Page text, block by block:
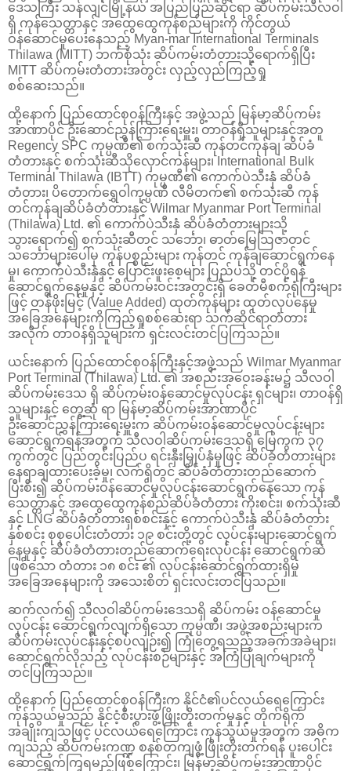
ဒေသကြီး သန်လျင်မြို့နယ် အပြည်ပြည်ဆိုင်ရာ ဆိပ်ကမ်းသီလဝါ
ရှိ ကုန်သေတ္တာနှင့် အထွေထွေကုန်စည်များကို ကိုင်တွယ်
ဝန်ဆောင်မှုပေးနေသည့် Myan-mar International Terminals
Thilawa (MITT) ဘက်စုံသုံး ဆိပ်ကမ်းတံတားသို့ရောက်ရှိပြီး
MITT ဆိပ်ကမ်းတံတားအတွင်း လှည့်လှည်ကြည့်ရှု
စစ်ဆေးသည်။
ထို့နောက် ပြည်ထောင်စုဝန်ကြီးနှင့် အဖွဲ့သည် မြန်မာ့ဆိပ်ကမ်း
အာဏာပိုင် ဦးဆောင်ညွှန်ကြားရေးမှူး၊ တာဝန်ရှိသူများနှင့်အတူ
Regency SPC ကုမ္ပဏီ၏ စက်သုံးဆီ ကုန်တင်ကုန်ချ ဆိပ်ခံ
တံတားနှင့် စက်သုံးဆီသိုလှောင်ကန်များ၊ International Bulk
Terminal Thilawa (IBTT) ကုမ္ပဏီ၏ ကောက်ပဲသီးနှံ ဆိပ်ခံ
တံတား၊ ပိတောက်ရွှေဝါကုမ္ပဏီ လီမိတက်၏ စက်သုံးဆီ ကုန်
တင်ကုန်ချဆိပ်ခံတံတားနှင့် Wilmar Myanmar Port Terminal
(Thilawa) Ltd. ၏ ကောက်ပဲသီးနှံ ဆိပ်ခံတံတားများသို့
သွားရောက်၍ စက်သုံးဆီတင် သင်္ဘော၊ ဓာတ်မြေဩဇာတင်
သင်္ဘောများပေါ်မှ ကုန်ပစ္စည်းများ ကုန်တင် ကုန်ချဆောင်ရွက်နေ
မှု၊ ကောက်ပဲသီးနှံနှင့် ပြောင်းဖူးစေ့များ ပြည်ပသို့ တင်ပို့ရန်
ဆောင်ရွက်နေမှုနှင့် ဆိပ်ကမ်းဝင်းအတွင်းရှိ ခေတ်မီစက်ရုံကြီးများ
ဖြင့် တန်ဖိုးမြင့် (Value Added) ထုတ်ကုန်များ ထုတ်လုပ်နေမှု
အခြေအနေများကိုကြည့်ရှုစစ်ဆေးရာ သက်ဆိုင်ရာတံတား
အလိုက် တာဝန်ရှိသူများက ရှင်းလင်းတင်ပြကြသည်။
ယင်းနောက် ပြည်ထောင်စုဝန်ကြီးနှင့်အဖွဲ့သည် Wilmar Myanmar
Port Terminal (Thilawa) Ltd. ၏ အစည်းအဝေးခန်းမ၌ သီလဝါ
ဆိပ်ကမ်းဒေသ ရှိ ဆိပ်ကမ်းဝန်ဆောင်မှုလုပ်ငန်း ရှင်များ၊ တာဝန်ရှိ
သူများနှင့် တွေ့ဆုံ ရာ မြန်မာ့ဆိပ်ကမ်းအာဏာပိုင်
ဦးဆောင်ညွှန်ကြားရေးမှူးက ဆိပ်ကမ်းဝန်ဆောင်မှုလုပ်ငန်းများ
ဆောင်ရွက်ရန်အတွက် သီလဝါဆိပ်ကမ်းဒေသရှိ မြေကွက် ၃၇
ကွက်တွင် ပြည်တွင်းပြည်ပ ရင်းနှီးမြှုပ်နှံမှုဖြင့် ဆိပ်ခံတံတားများ
နေရာချထားပေးခဲ့မှု၊ လက်ရှိတွင် ဆိပ်ခံတံတားတည်ဆောက်
ပြီးစီး၍ ဆိပ်ကမ်းဝန်ဆောင်မှုလုပ်ငန်းဆောင်ရွက်နေသော ကုန်
သေတ္တာနှင့် အထွေထွေကုန်စည်ဆိပ်ခံတံတား ကိုးစင်း၊ စက်သုံးဆီ
နှင့် LNG ဆိပ်ခံတံတားရှစ်စင်းနှင့် ကောက်ပဲသီးနှံ ဆိပ်ခံတံတား
နှစ်စင်း စုစုပေါင်းတံတား ၁၉ စင်းတို့တွင် လုပ်ငန်းများဆောင်ရွက်
နေမှုနှင့် ဆိပ်ခံတံတားတည်ဆောက်ရေးလုပ်ငန်း ဆောင်ရွက်ဆဲ
ဖြစ်သော တံတား ၁၈ စင်း ၏ လုပ်ငန်းဆောင်ရွက်ထားရှိမှု
အခြေအနေများကို အသေးစိတ် ရှင်းလင်းတင်ပြသည်။
ဆက်လက်၍ သီလဝါဆိပ်ကမ်းဒေသရှိ ဆိပ်ကမ်း ဝန်ဆောင်မှု
လုပ်ငန်း ဆောင်ရွက်လျက်ရှိသော ကုမ္ပဏီ၊ အဖွဲ့အစည်းများက
ဆိပ်ကမ်းလုပ်ငန်းနှင့်စပ်လျဉ်း၍ ကြုံတွေ့ရသည့်အခက်အခဲများ၊
ဆောင်ရွက်လိုသည့် လုပ်ငန်းစဉ်များနှင့် အကြံပြုချက်များကို
တင်ပြကြသည်။
ထို့နောက် ပြည်ထောင်စုဝန်ကြီးက နိုင်ငံ၏ပင်လယ်ရေကြောင်း
ကုန်သွယ်မှုသည် နိုင်ငံ့စီးပွားဖွံ့ဖြိုးတိုးတက်မှုနှင့် တိုက်ရိုက်
အချိုးကျသဖြင့် ပင်လယ်ရေကြောင်း ကုန်သွယ်မှုအတွက် အဓိက
ကျသည့် ဆိပ်ကမ်းကဏ္ဍ စနစ်တကျဖွံ့ဖြိုးတိုးတက်ရန် ပူးပေါင်း
ဆောင်ရွက်ကြရမည်ဖြစ်ကြောင်း၊ မြန်မာ့ဆိပ်ကမ်းအာဏာပိုင်